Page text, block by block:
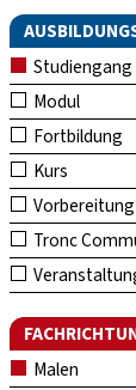
Studiengang
Modul
Fortbildung
Kurs
Tronc
Malen